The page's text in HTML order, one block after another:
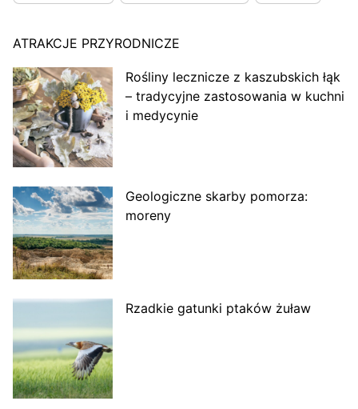
ATRAKCJE PRZYRODNICZE
Rośliny lecznicze z kaszubskich łąk
– tradycyjne zastosowania w kuchni
i medycynie
Geologiczne skarby pomorza:
moreny
Rzadkie gatunki ptaków żuław